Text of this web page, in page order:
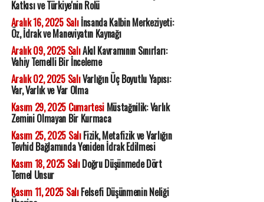
Katkısı ve Türkiye'nin Rolü
Aralık 16, 2025 Salıİnsanda Kalbin Merkeziyeti:
Öz, İdrak ve Maneviyatın Kaynağı
Aralık 09, 2025 SalıAkıl Kavramının Sınırları:
Vahiy Temelli Bir İnceleme
Aralık 02, 2025 SalıVarlığın Üç Boyutlu Yapısı:
Var, Varlık ve Var Olma
Kasım 29, 2025 CumartesiMüstağnilik: Varlık
Zemini Olmayan Bir Kurmaca
Kasım 25, 2025 SalıFizik, Metafizik ve Varlığın
Tevhid Bağlamında Yeniden İdrak Edilmesi
Kasım 18, 2025 SalıDoğru Düşünmede Dört
Temel Unsur
Kasım 11, 2025 SalıFelsefi Düşünmenin Neliği